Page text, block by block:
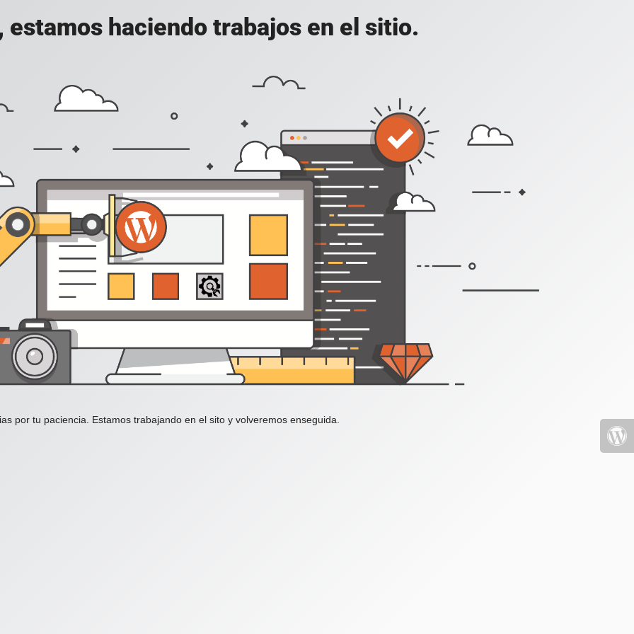
estamos haciendo trabajos en el sitio.
por tu paciencia. Estamos trabajando en el sito y volveremos enseguida.